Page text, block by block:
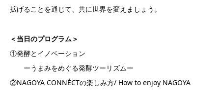
拡げることを通じて、共に世界を変えましょう。
＜当日のプログラム＞
①発酵とイノベーション
ーうまみをめぐる発酵ツーリズムー
②NAGOYA CONNÉCTの楽しみ方/ How to enjoy NAGOYA